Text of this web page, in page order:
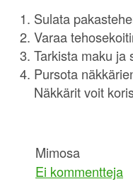
Sulata
Varaa
Tarkista maku ja
Pursota
Näkkärit voit
Mimosa
Ei kommentteja